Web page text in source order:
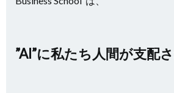
”AI”に私たち人間が支配